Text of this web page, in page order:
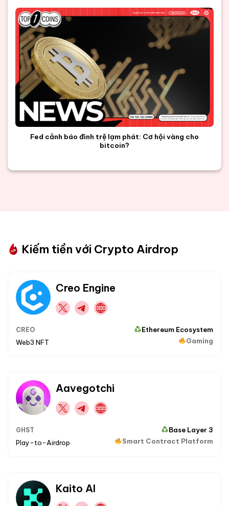
Fed cảnh báo đình trệ lạm phát: Cơ hội vàng cho
bitcoin?
Kiếm tiền với Crypto Airdrop
Creo Engine
CREO
Ethereum Ecosystem
Web3 NFT
Gaming
Aavegotchi
GHST
Base Layer 3
Play-to-Airdrop
Smart Contract Platform
Kaito AI